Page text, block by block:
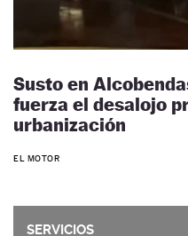
Susto en
fuerza el desalojo
urbanización
EL MOTOR